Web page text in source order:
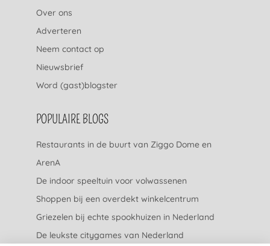
Over ons
Adverteren
Neem contact op
Nieuwsbrief
Word (gast)blogster
POPULAIRE BLOGS
Restaurants in de buurt van Ziggo Dome en
ArenA
De indoor speeltuin voor volwassenen
Shoppen bij een overdekt winkelcentrum
Griezelen bij echte spookhuizen in Nederland
De leukste citygames van Nederland